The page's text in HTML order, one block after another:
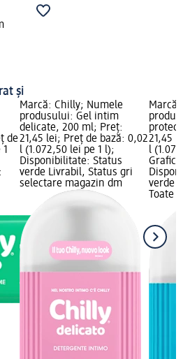
și
de
Marcă: Chilly; Numele
produsului: Gel intim
delicate, 200 ml; Preț:
21,45 lei; Preț de bază: 0,02
l (1.072,50 lei pe 1 l);
Disponibilitate: Status
verde Livrabil, Status gri
selectare magazin dm
Marcă:
protect,
21,45
l
Grafică
verde
Toate